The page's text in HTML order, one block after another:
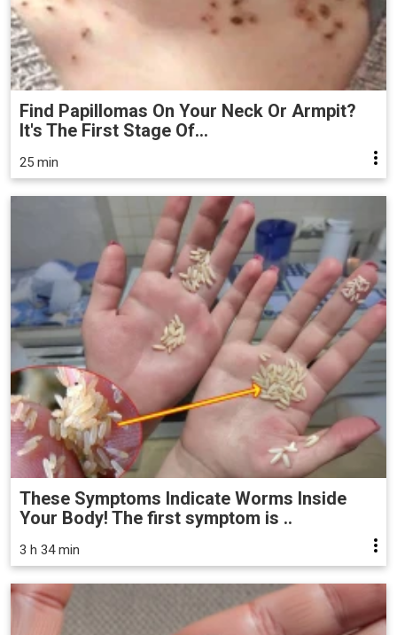
Find Papillomas On Your Neck Or Armpit?
It's The First Stage Of...
25 min
These Symptoms Indicate Worms Inside
Your Body! The first symptom is ..
3 h 34 min